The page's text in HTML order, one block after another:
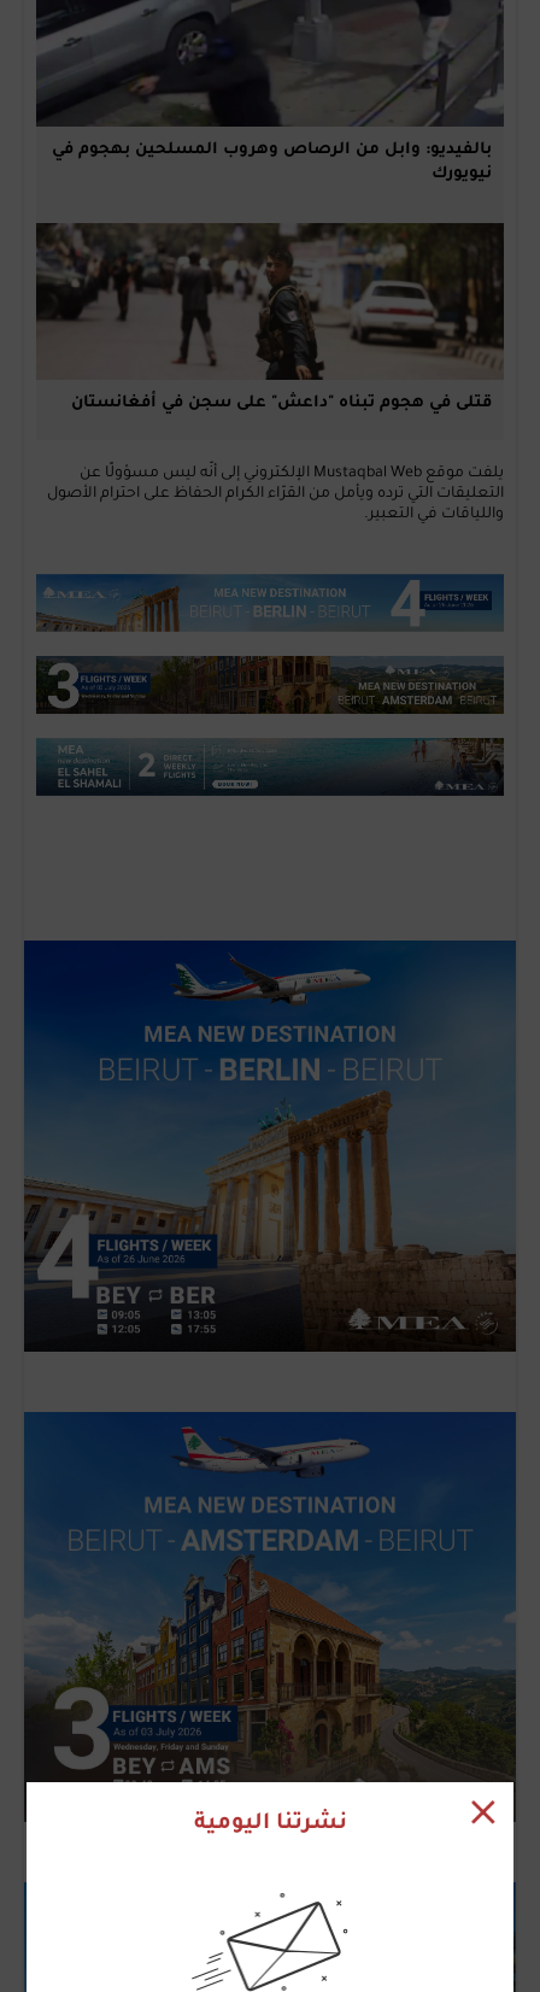
بالفيديو: وابل من الرصاص وهروب المسلحين بهجوم في
نيويورك
قتلى في هجوم تبناه "داعش" على سجن في أفغانستان
يلفت موقع Mustaqbal Web الإلكتروني إلى أنّه ليس مسؤولًا عن
التعليقات التي ترده ويأمل من القرّاء الكرام الحفاظ على احترام الأصول
واللياقات في التعبير.
نشرتنا اليومية